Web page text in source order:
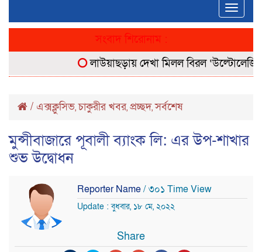
Toggle
সংবাদ শিরোনাম :
লাউয়াছড়ায় দেখা মিলল বিরল ‘উল্টোলেজি’
/ এক্সক্লুসিভ,চাকুরীর খবর, প্রচ্ছদ,সর্বশেষ
মুন্সীবাজারে পূবালী ব্যাংক লি: এর উপ-শাখার
শুভ উদ্বোধন
Reporter Name/ ৩০১ Time View
Update : বুধবার, ১৮ মে, ২০২২
Share